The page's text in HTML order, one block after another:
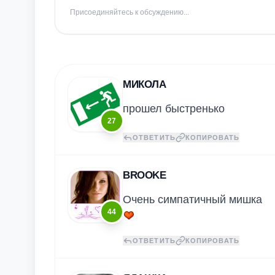
Присоединяйтесь к обсуждению...
27
МИКОЛА
прошел быстренько
ОТВЕТИТЬ КОПИРОВАТЬ
44
BROOKE
Очень симпатичный мишка
ОТВЕТИТЬ КОПИРОВАТЬ